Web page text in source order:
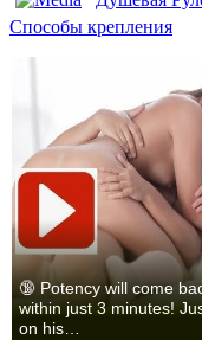
Способы крепления
🔞 Potency will come
within just 3 minutes!
on his…